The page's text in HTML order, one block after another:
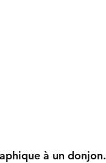
à un donjon.